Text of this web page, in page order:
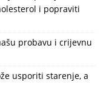
i popraviti
probavu i crijevnu
usporiti starenje, a